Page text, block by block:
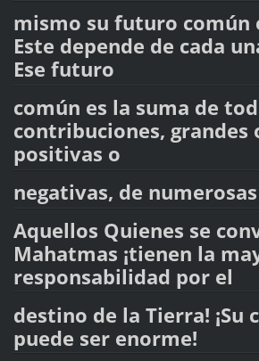
mismo su futuro común
Este depende de cada
Ese futuro
común es la suma de
contribuciones, grandes
positivas o
negativas, de
Aquellos Quienes se
Mahatmas ¡tienen la
responsabilidad por el
destino de la Tierra! ¡Su
puede ser enorme!